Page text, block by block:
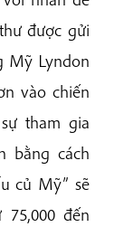
được gửi
Mỹ Lyndon
vào chiến
tham gia
bằng cách
củ Mỹ” sẽ
đến